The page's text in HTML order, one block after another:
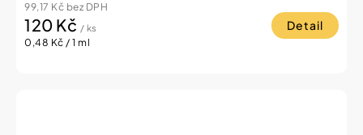
99,17 Kč bez DPH
120 Kč / ks
Měrná
0,48 Kč / 1 ml
Detail